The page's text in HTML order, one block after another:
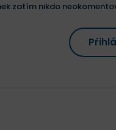
zatím nikdo